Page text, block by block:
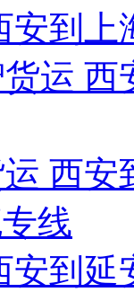
安到上
运
西
线
安到